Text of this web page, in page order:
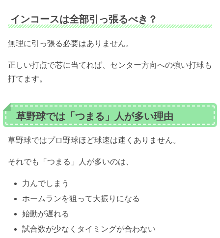
インコースは全部引っ張るべき？
無理に引っ張る必要はありません。
正しい打点で芯に当てれば、センター方向への強い打球も
打てます。
草野球では「つまる」人が多い理由
草野球ではプロ野球ほど球速は速くありません。
それでも「つまる」人が多いのは、
力んでしまう
ホームランを狙って大振りになる
始動が遅れる
試合数が少なくタイミングが合わない